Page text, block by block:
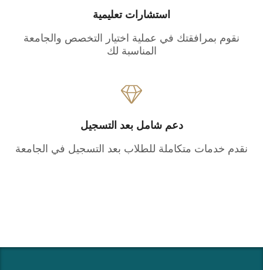
استشارات تعليمية
نقوم بمرافقتك في عملية اختيار التخصص والجامعة
المناسبة لك
دعم شامل بعد التسجيل
نقدم خدمات متكاملة للطلاب بعد التسجيل في الجامعة